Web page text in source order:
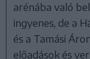
arénába való
ingyenes, de a
és a Tamási
előadások és